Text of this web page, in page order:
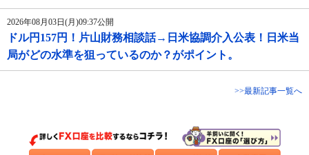
2026年08月03日(月)09:37公開
ドル円157円！片山財務相談話→日米協調介入公表！日米当
局がどの水準を狙っているのか？がポイント。
>>最新記事一覧へ